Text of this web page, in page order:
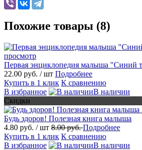
Похожие товары (8)
просмотр
Первая энциклопедия малыша "Синий
22.00 руб. / шт Подробнее
Купить в 1 клик К сравнению
В избранное
В наличии
Скидки
Будь здоров! Полезная книга малыша
4.80 руб. / шт 8.00 руб.Подробнее
Купить в 1 клик К сравнению
В избранное
В наличии